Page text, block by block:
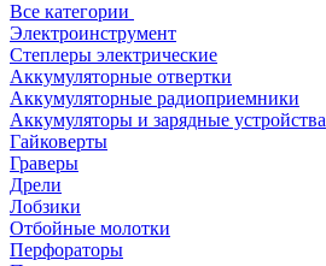
Все категории
Электроинструмент
Степлеры электрические
Аккумуляторные отвертки
Аккумуляторные радиоприемники
Аккумуляторы и зарядные устройства
Гайковерты
Граверы
Дрели
Лобзики
Отбойные молотки
Перфораторы